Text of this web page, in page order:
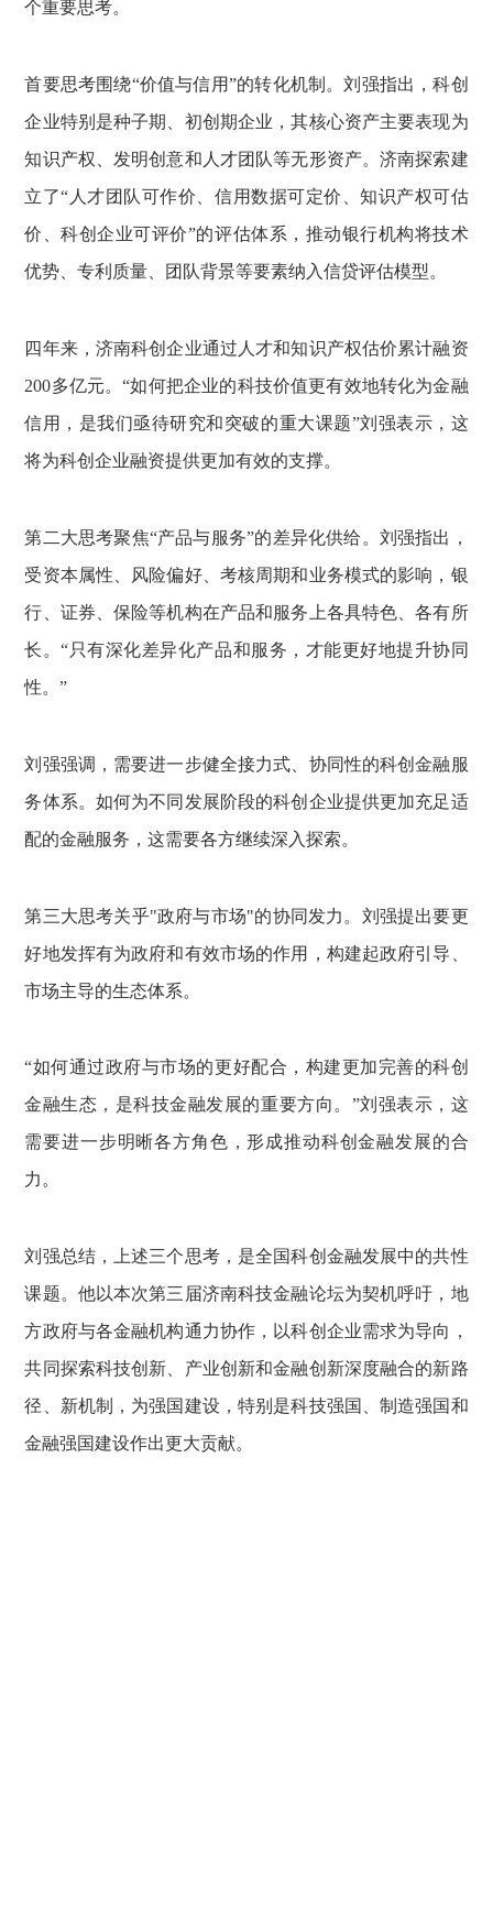
个重要思考。
首要思考围绕“价值与信用”的转化机制。刘强指出，科创
企业特别是种子期、初创期企业，其核心资产主要表现为
知识产权、发明创意和人才团队等无形资产。济南探索建
立了“人才团队可作价、信用数据可定价、知识产权可估
价、科创企业可评价”的评估体系，推动银行机构将技术
优势、专利质量、团队背景等要素纳入信贷评估模型。
四年来，济南科创企业通过人才和知识产权估价累计融资
200多亿元。“如何把企业的科技价值更有效地转化为金融
信用，是我们亟待研究和突破的重大课题”刘强表示，这
将为科创企业融资提供更加有效的支撑。
第二大思考聚焦“产品与服务”的差异化供给。刘强指出，
受资本属性、风险偏好、考核周期和业务模式的影响，银
行、证券、保险等机构在产品和服务上各具特色、各有所
长。“只有深化差异化产品和服务，才能更好地提升协同
性。”
刘强强调，需要进一步健全接力式、协同性的科创金融服
务体系。如何为不同发展阶段的科创企业提供更加充足适
配的金融服务，这需要各方继续深入探索。
第三大思考关乎"政府与市场"的协同发力。刘强提出要更
好地发挥有为政府和有效市场的作用，构建起政府引导、
市场主导的生态体系。
“如何通过政府与市场的更好配合，构建更加完善的科创
金融生态，是科技金融发展的重要方向。”刘强表示，这
需要进一步明晰各方角色，形成推动科创金融发展的合
力。
刘强总结，上述三个思考，是全国科创金融发展中的共性
课题。他以本次第三届济南科技金融论坛为契机呼吁，地
方政府与各金融机构通力协作，以科创企业需求为导向，
共同探索科技创新、产业创新和金融创新深度融合的新路
径、新机制，为强国建设，特别是科技强国、制造强国和
金融强国建设作出更大贡献。